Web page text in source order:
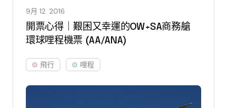
9月 12 2016
開票心得｜艱困又幸運的OW+SA商務艙
環球哩程機票 (AA/ANA)
飛行 哩程